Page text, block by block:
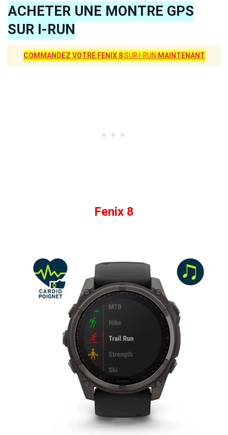
ACHETER UNE MONTRE GPS
SUR I-RUN
COMMANDEZ VOTRE FENIX 8SUR I-RUN MAINTENANT
Fenix 8